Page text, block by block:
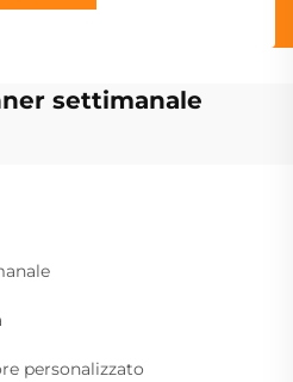
settimanale
personalizzato